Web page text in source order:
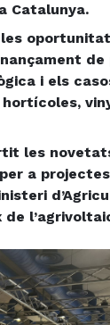
Catalunya.
les
i els
les
per a
de